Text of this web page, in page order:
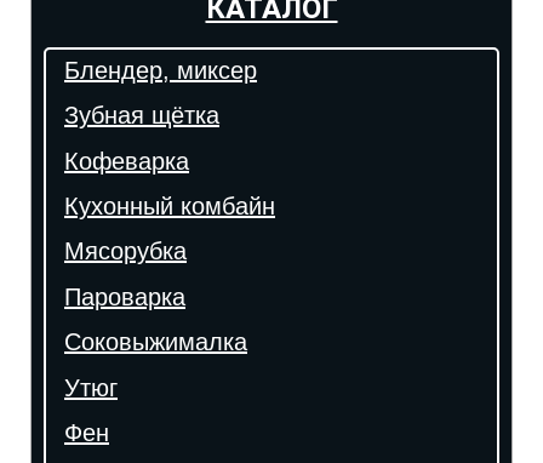
КАТАЛОГ
Блендер, миксер
Зубная щётка
Кофеварка
Кухонный комбайн
Мясорубка
Пароварка
Соковыжималка
Утюг
Фен